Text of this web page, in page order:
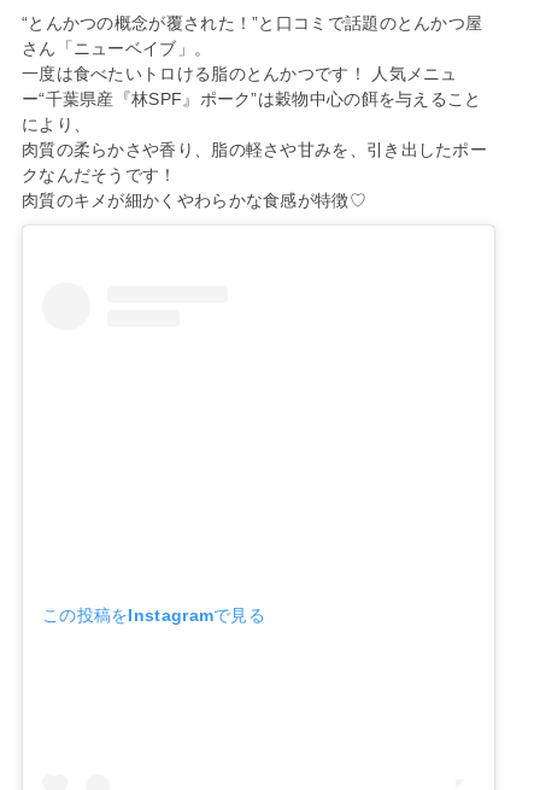
“とんかつの概念が覆された！”と口コミで話題のとんかつ屋
さん「ニューベイブ」。
一度は食べたいトロける脂のとんかつです！ 人気メニュ
ー“千葉県産『林SPF』ポーク”は穀物中心の餌を与えること
により、
肉質の柔らかさや香り、脂の軽さや甘みを、引き出したポー
クなんだそうです！
肉質のキメが細かくやわらかな食感が特徴♡
この投稿をInstagramで見る